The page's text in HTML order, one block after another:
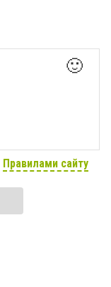
🙂
Правилами сайту